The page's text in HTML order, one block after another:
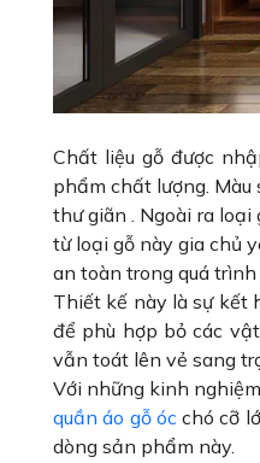
Chất liệu gỗ được
phẩm chất lượng.
thư giãn . Ngoài ra
từ loại gỗ này gia chủ
an toàn trong quá trình
Thiết kế này là sự kết
để phù hợp bỏ các
vẫn toát lên vẻ sang
Với những kinh
quần áo gỗ óc chó cỡ
dòng sản phẩm này.